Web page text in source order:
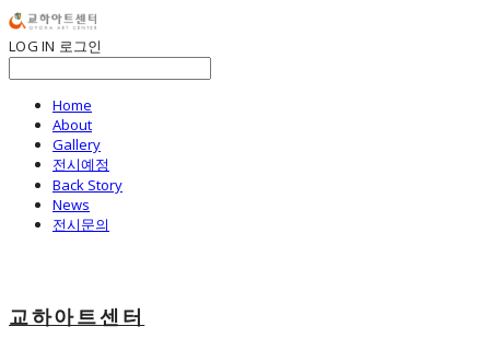
LOG IN 로그인
Home
About
Gallery
전시예정
Back Story
News
전시문의
교하아트센터